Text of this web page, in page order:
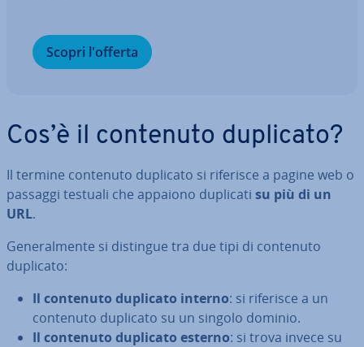
Scopri l'offerta
Cos’è il contenuto duplicato?
Il termine contenuto duplicato si riferisce a pagine web o
passaggi testuali che appaiono duplicati su più di un
URL.
Ge­ne­ral­men­te si distingue tra due tipi di contenuto
duplicato:
Il contenuto duplicato interno: si riferisce a un
contenuto duplicato su un singolo dominio.
Il contenuto duplicato esterno: si trova invece su